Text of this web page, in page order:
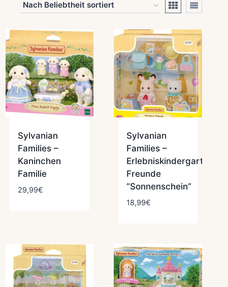
Sylvanian
Families –
Kaninchen
Familie
29,99€
Sylvanian
Families –
Erlebniskindergarten
Freunde
“Sonnenschein”
18,99€